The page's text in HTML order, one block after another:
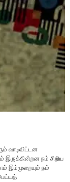
வாடிவிட்டன
நம் சிறிய
இம்முறையும் நம்